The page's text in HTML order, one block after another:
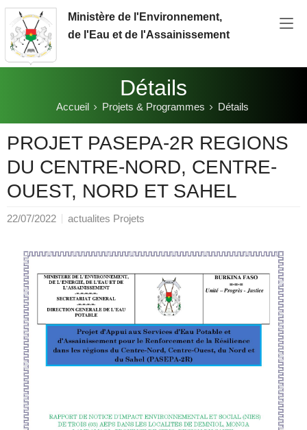
Aller au contenu principalMinistère de l'Environnement,
de l'Eau et de l'Assainissement
Détails
Vous êtes ici:Accueil Projets & Programmes Détails
PROJET PASEPA-2R REGIONS
DU CENTRE-NORD, CENTRE-
OUEST, NORD ET SAHEL
22/07/2022 actualites Projets